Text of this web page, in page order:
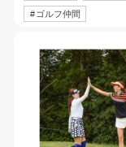
#ゴルフ仲間